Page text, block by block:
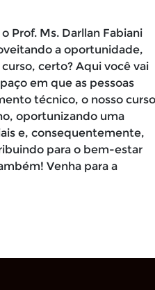
Prof. Ms. Darllan Fabiani
a oportunidade,
certo? Aqui você vai
em que as pessoas
técnico, o nosso curso
oportunizando uma
e, consequentemente,
para o bem-estar
Venha para a